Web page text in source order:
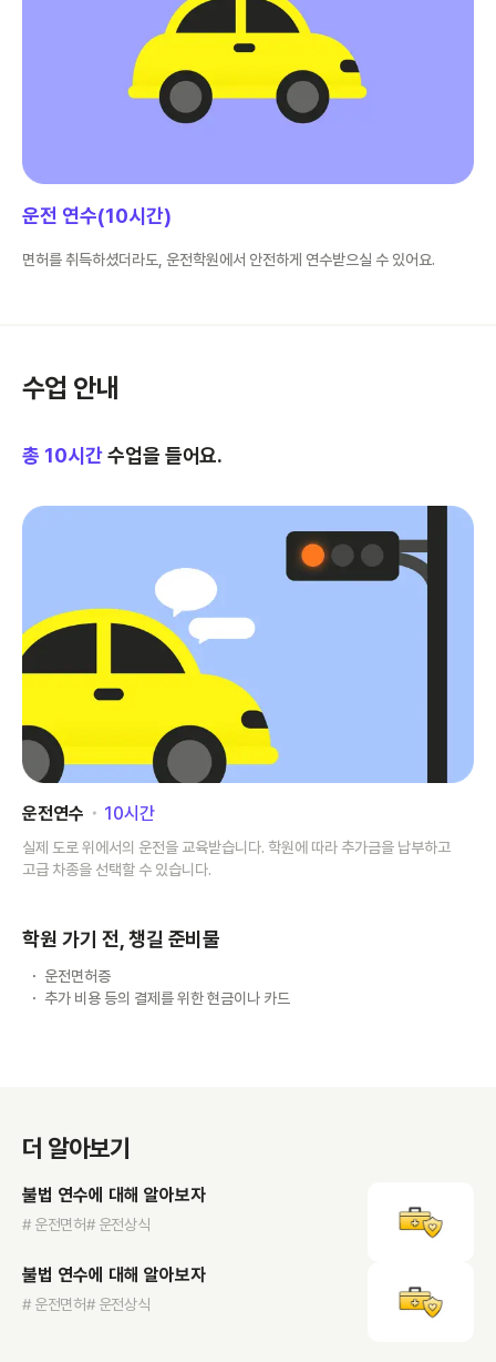
운전 연수(10시간)
면허를 취득하셨더라도, 운전학원에서 안전하게 연수받으실 수 있어요.
수업 안내
총 10시간 수업을 들어요.
운전연수 ･ 10시간
실제 도로 위에서의 운전을 교육받습니다. 학원에 따라 추가금을 납부하고
고급 차종을 선택할 수 있습니다.
학원 가기 전, 챙길 준비물
운전면허증
추가 비용 등의 결제를 위한 현금이나 카드
더 알아보기
불법 연수에 대해 알아보자
# 운전면허# 운전상식
불법 연수에 대해 알아보자
# 운전면허# 운전상식